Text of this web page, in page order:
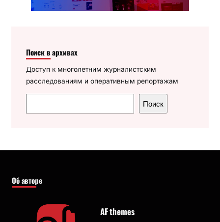
Поиск в архивах
Доступ к многолетним журналистским
расследованиям и оперативным репортажам
о
к
Поиск
Об авторе
AF themes